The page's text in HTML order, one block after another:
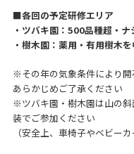
■各回の予定研修エリア
・ツバキ園：500品種超・
・樹木園：薬用・有用樹木
※その年の気象条件により開
あらかじめご了承ください
※ツバキ園・樹木園は山の
装でご参加ください
（安全上、車椅子やベビー